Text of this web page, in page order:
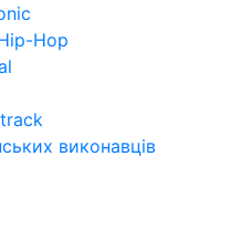
Hop
виконавців